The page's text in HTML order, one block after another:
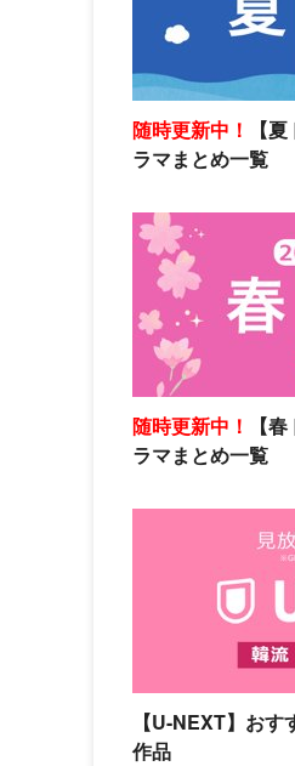
随時更新中！
【
ラマまとめ一覧
随時更新中！
【
ラマまとめ一覧
【U-NEXT】お
作品